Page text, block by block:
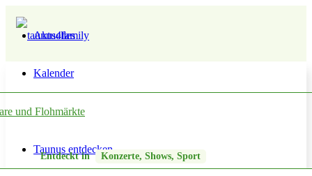
Aktuelles
Kalender
und Flohmärkte
Taunus entdecken
Entdeckt in Konzerte, Shows, Sport